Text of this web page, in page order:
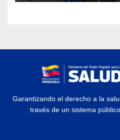
Garantizando el derecho a la
través de un sistema